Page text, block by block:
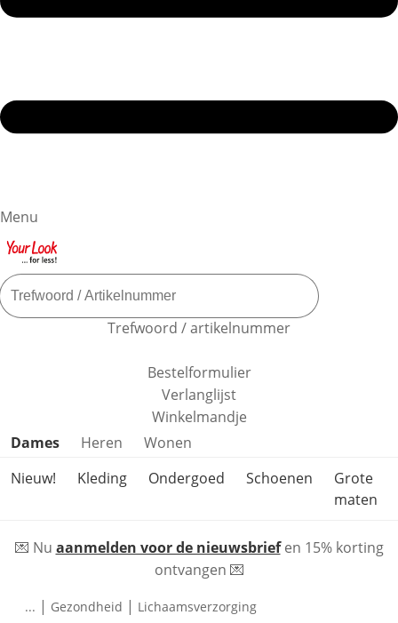
Menu
Trefwoord / artikelnummer
Bestelformulier
Verlanglijst
Winkelmandje
Productcategorieën overslaan
Dames Heren
Wonen
Nieuw!
Kleding Ondergoed Schoenen
Grote
maten
💌 Nu aanmelden voor de nieuwsbriefen 15% korting
ontvangen 💌
... | Gezondheid | Lichaamsverzorging